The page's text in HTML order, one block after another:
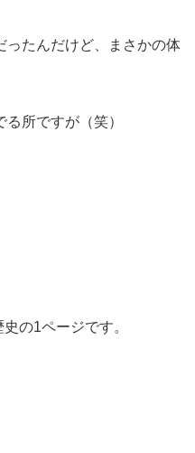
ったんだけど、まさかの体
所ですが（笑）
の1ページです。